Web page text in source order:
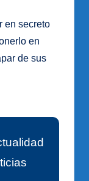
en secreto
en
de sus